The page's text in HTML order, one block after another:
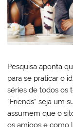
Pesquisa aponta
para se praticar o
séries de todos os
“Friends” seja um
assumem que o
os amigos e como